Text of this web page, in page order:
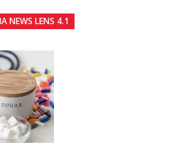
NEWS LENS 4.1